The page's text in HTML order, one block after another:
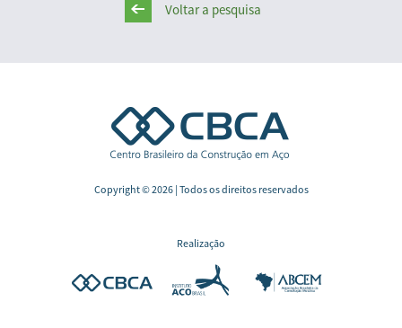
Voltar a pesquisa
Copyright © 2026 | Todos os direitos reservados
Realização